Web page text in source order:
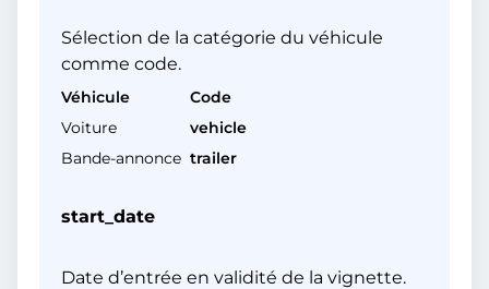
Sélection de la catégorie du véhicule
comme code.
Véhicule
Code
Voiture
vehicle
Bande-annonce trailer
start_date
Date d’entrée en validité de la vignette.